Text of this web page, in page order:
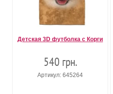
Детская 3D футболка с Корги
540 грн.
Артикул: 645264